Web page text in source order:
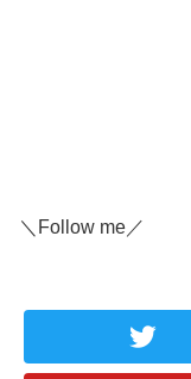
＼Follow me／